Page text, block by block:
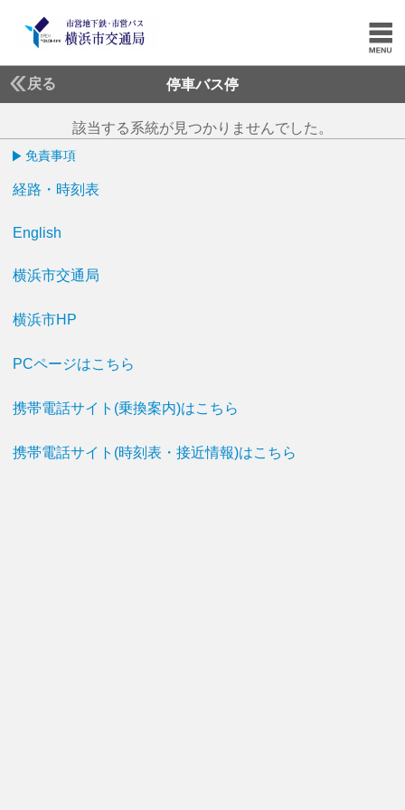
戻る 停車バス停
該当する系統が見つかりませんでした。
免責事項
経路・時刻表
English
横浜市交通局
横浜市HP
PCページはこちら
携帯電話サイト(乗換案内)はこちら
携帯電話サイト(時刻表・接近情報)はこちら